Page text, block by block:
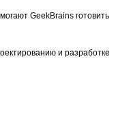
GeekBrains готовить
и разработке